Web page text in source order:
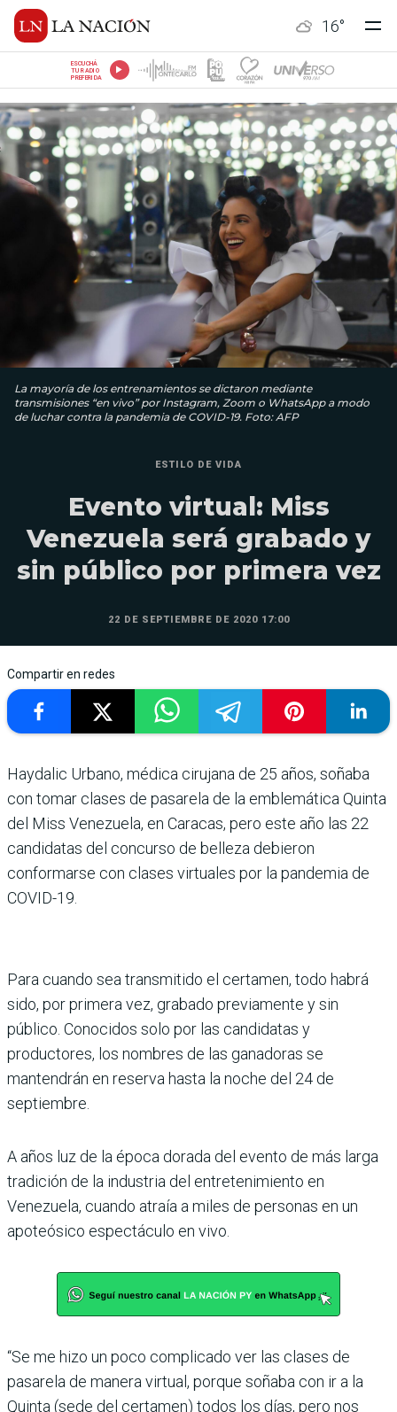
16°
ESCUCHÁ
TU RADIO
PREFERIDA
La mayoría de los entrenamientos se dictaron mediante
transmisiones “en vivo” por Instagram, Zoom o WhatsApp a modo
de luchar contra la pandemia de COVID-19. Foto: AFP
ESTILO DE VIDA
Evento virtual: Miss
Venezuela será grabado y
sin público por primera vez
22 DE SEPTIEMBRE DE 2020 17:00
Compartir en redes
Haydalic Urbano, médica cirujana de 25 años, soñaba
con tomar clases de pasarela de la emblemática Quinta
del Miss Venezuela, en Caracas, pero este año las 22
candidatas del concurso de belleza debieron
conformarse con clases virtuales por la pandemia de
COVID-19.
Para cuando sea transmitido el certamen, todo habrá
sido, por primera vez, grabado previamente y sin
público. Conocidos solo por las candidatas y
productores, los nombres de las ganadoras se
mantendrán en reserva hasta la noche del 24 de
septiembre.
A años luz de la época dorada del evento de más larga
tradición de la industria del entretenimiento en
Venezuela, cuando atraía a miles de personas en un
apoteósico espectáculo en vivo.
“Se me hizo un poco complicado ver las clases de
pasarela de manera virtual, porque soñaba con ir a la
Quinta (sede del certamen) todos los días, pero nos